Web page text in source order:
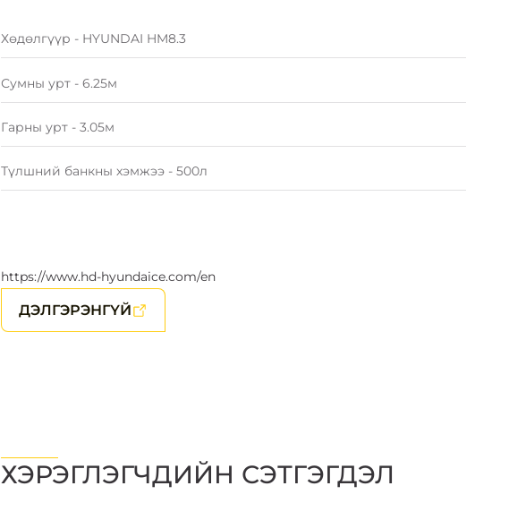
Хөдөлгүүр - HYUNDAI HM8.3
Сумны урт - 6.25м
Гарны урт - 3.05м
Түлшний банкны хэмжээ - 500л
https://www.hd-hyundaice.com/en
ДЭЛГЭРЭНГҮЙ
ХЭРЭГЛЭГЧДИЙН СЭТГЭГДЭЛ